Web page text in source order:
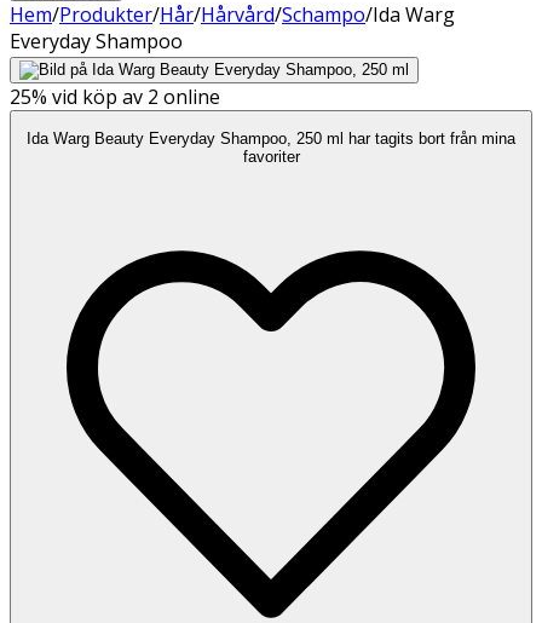
Hem/Produkter/Hår/Hårvård/Schampo/Ida Warg
Everyday Shampoo
25% vid köp av 2 online
Ida Warg Beauty Everyday Shampoo, 250 ml har tagits bort från mina
favoriter